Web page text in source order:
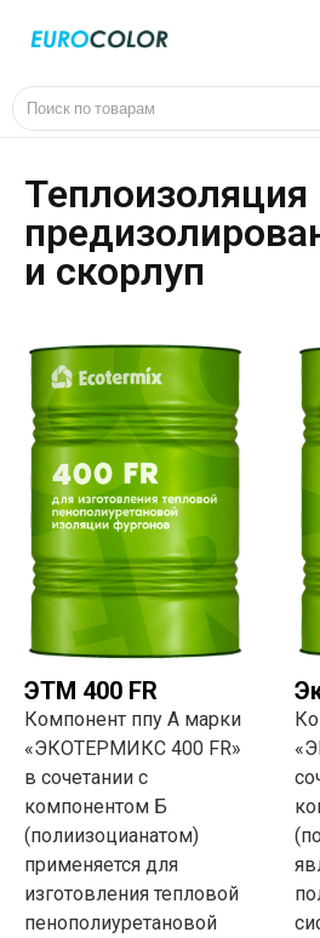
и скорлуп
ЭТМ 400 FR
Компонент ппу А марки
«ЭКОТЕРМИКС 400 FR»
в сочетании с
компонентом Б
(полиизоцианатом)
применяется для
изготовления тепловой
пенополиуретановой